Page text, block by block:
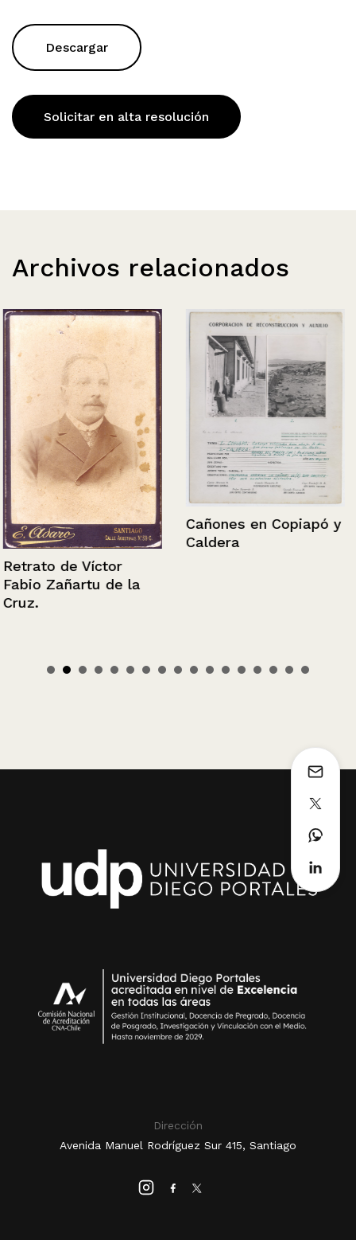
Descargar
Solicitar en alta resolución
Archivos relacionados
Retrato de Víctor
Fabio Zañartu de la
Cruz.
Cañones en Copiapó y
Caldera
Dirección
Avenida Manuel Rodríguez Sur 415, Santiago